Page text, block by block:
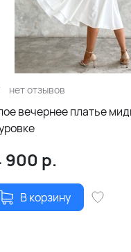
нет отзывов
вечернее платье
900 р.
В корзину